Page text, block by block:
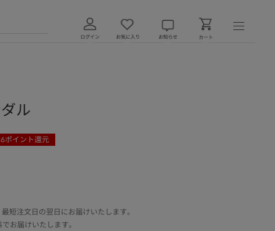
ル
ポイント還元
短注文日の翌日にお届けいたします。
お届けいたします。